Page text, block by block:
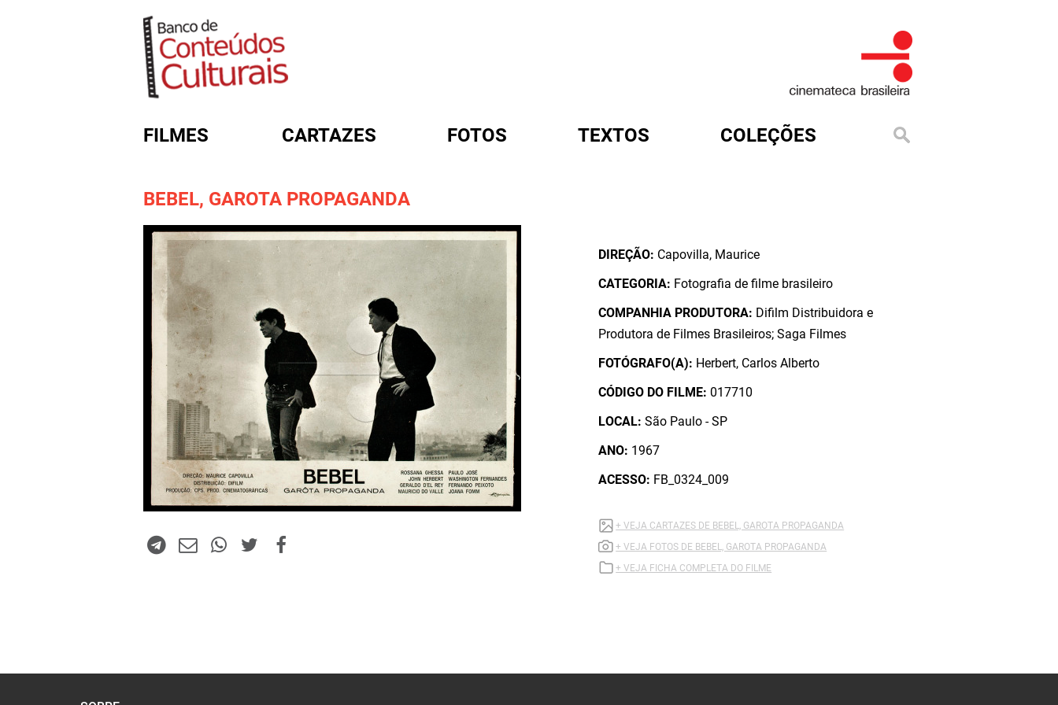
FILMES CARTAZES FOTOS TEXTOS COLEÇÕES
BEBEL, GAROTA PROPAGANDA
DIREÇÃO: Capovilla, Maurice
CATEGORIA: Fotografia de filme brasileiro
COMPANHIA PRODUTORA: Difilm Distribuidora e
Produtora de Filmes Brasileiros; Saga Filmes
FOTÓGRAFO(A): Herbert, Carlos Alberto
CÓDIGO DO FILME:017710
LOCAL:São Paulo - SP
ANO: 1967
ACESSO: FB_0324_009
+ VEJA CARTAZES DE BEBEL, GAROTA PROPAGANDA
+ VEJA FOTOS DE BEBEL, GAROTA PROPAGANDA
+ VEJA FICHA COMPLETA DO FILME
FORMULÁRIO DE BUSCA